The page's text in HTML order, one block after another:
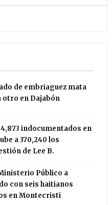
de embriaguez mata
otro en Dajabón
indocumentados en
a 370,240 los
de Lee B.
Público a
con seis haitianos
en Montecristi